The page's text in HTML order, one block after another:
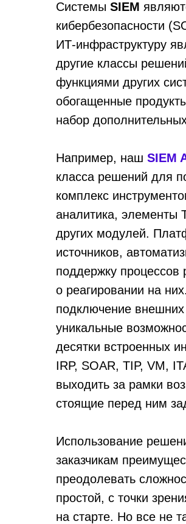
Системы SIEM
кибербезопасности
ИТ-инфраструктуру
другие классы
функциями других
обогащенные
набор
Например, наш SIEM
класса решений для
комплекс
аналитика, элементы
других модулей.
источников,
поддержку процессов
о реагировании на
подключение
уникальные
десятки встроенных
IRP, SOAR, TIP, VM,
выходить за рамки
стоящие перед ним
Использование
заказчикам
преодолевать
простой, с точки
на старте. Но все не